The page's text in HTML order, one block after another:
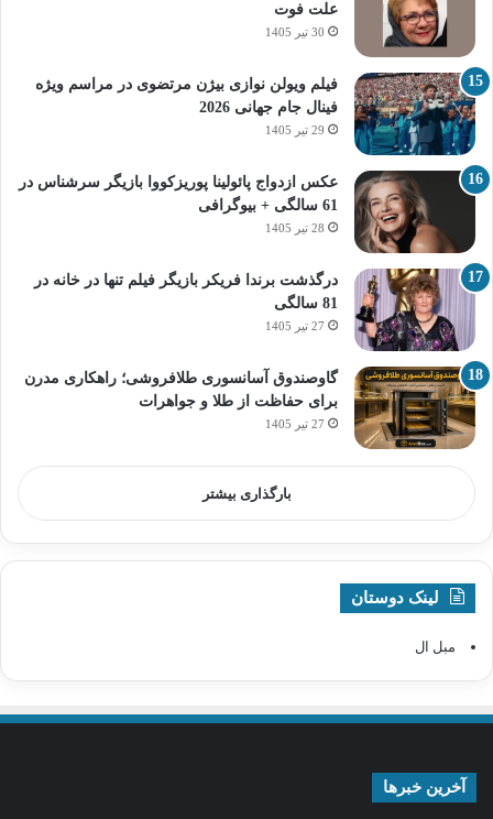
علت فوت
30 تیر 1405
فیلم ویولن نوازی بیژن مرتضوی در مراسم ویژه
فینال جام جهانی 2026
29 تیر 1405
عکس ازدواج پائولینا پوریزکووا بازیگر سرشناس در
61 سالگی + بیوگرافی
28 تیر 1405
درگذشت برندا فریکر بازیگر فیلم تنها در خانه در
81 سالگی
27 تیر 1405
گاوصندوق آسانسوری طلافروشی؛ راهکاری مدرن
برای حفاظت از طلا و جواهرات
27 تیر 1405
بارگذاری بیشتر
لینک دوستان
مبل ال
آخرین خبرها